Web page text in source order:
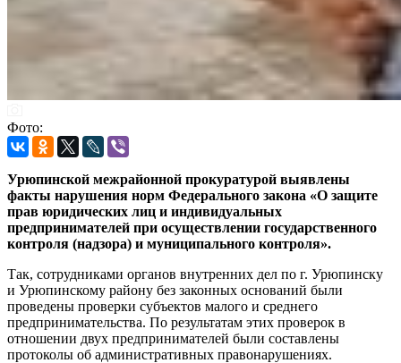
Фото:
Урюпинской межрайонной прокуратурой выявлены
факты нарушения норм Федерального закона «О защите
прав юридических лиц и индивидуальных
предпринимателей при осуществлении государственного
контроля (надзора) и муниципального контроля».
Так, сотрудниками органов внутренних дел по г. Урюпинску
и Урюпинскому району без законных оснований были
проведены проверки субъектов малого и среднего
предпринимательства. По результатам этих проверок в
отношении двух предпринимателей были составлены
протоколы об административных правонарушениях.